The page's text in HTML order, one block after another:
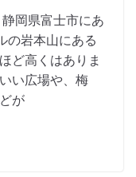
岡県富士市にあ
の岩本山にある
ど高くはありま
い広場や、梅
が